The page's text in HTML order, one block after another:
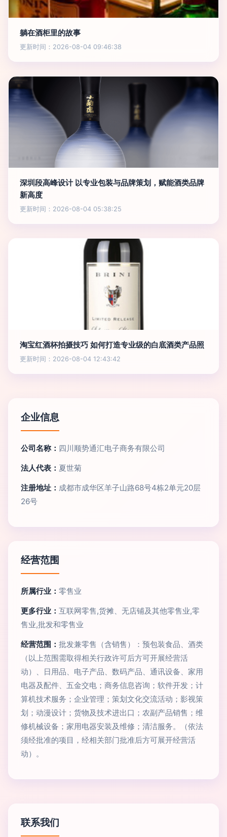
躺在酒柜里的故事
更新时间：2026-08-04 09:46:38
深圳段高峰设计 以专业包装与品牌策划，赋能酒类品牌
新高度
更新时间：2026-08-04 05:38:25
淘宝红酒杯拍摄技巧 如何打造专业级的白底酒类产品照
更新时间：2026-08-04 12:43:42
企业信息
公司名称： 四川顺势通汇电子商务有限公司
法人代表： 夏世菊
注册地址： 成都市成华区羊子山路68号4栋2单元20层
26号
经营范围
所属行业： 零售业
更多行业： 互联网零售,货摊、无店铺及其他零售业,零
售业,批发和零售业
经营范围： 批发兼零售（含销售）：预包装食品、酒类
（以上范围需取得相关行政许可后方可开展经营活
动）、日用品、电子产品、数码产品、通讯设备、家用
电器及配件、五金交电；商务信息咨询；软件开发；计
算机技术服务；企业管理；策划文化交流活动；影视策
划；动漫设计；货物及技术进出口；农副产品销售；维
修机械设备；家用电器安装及维修；清洁服务。（依法
须经批准的项目，经相关部门批准后方可展开经营活
动）。
联系我们